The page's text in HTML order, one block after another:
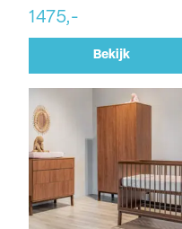
1475,-
Bekijk